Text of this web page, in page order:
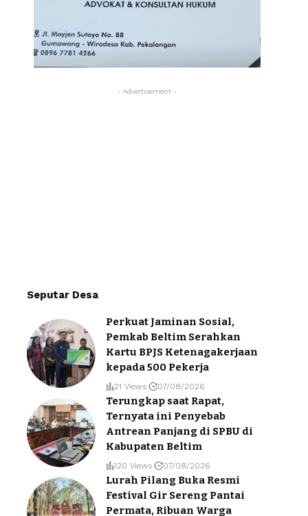
- Advertisement -
Seputar Desa
Perkuat Jaminan Sosial,
Pemkab Beltim Serahkan
Kartu BPJS Ketenagakerjaan
kepada 500 Pekerja
21 Views 07/08/2026
Terungkap saat Rapat,
Ternyata ini Penyebab
Antrean Panjang di SPBU di
Kabupaten Beltim
120 Views 07/08/2026
Lurah Pilang Buka Resmi
Festival Gir Sereng Pantai
Permata, Ribuan Warga